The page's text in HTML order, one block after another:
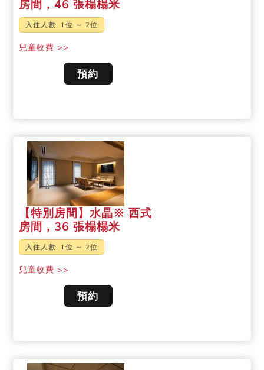
房間，46 張榻榻米
入住人數: 1位 ～ 2位
兒童收費 >>
預約
【特別房間】水晶※ 西式
房間，36 張榻榻米
入住人數: 1位 ～ 2位
兒童收費 >>
預約